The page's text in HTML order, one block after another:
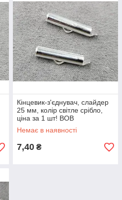
Кінцевик-з'єднувач, слайдер
25 мм, колір світле срібло,
ціна за 1 шт! ВОВ
Немає в наявності
7,40 ₴